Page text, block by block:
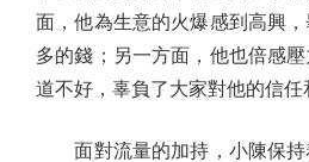
面，他為生意的火爆感到高興
多的錢；另一方面，他也倍感
道不好，辜負了大家對他的信任
面對流量的加持，小陳保持